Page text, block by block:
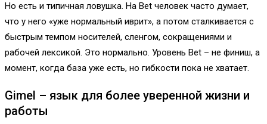
Но есть и типичная ловушка. На Bet человек часто думает,
что у него «уже нормальный иврит», а потом сталкивается с
быстрым темпом носителей, сленгом, сокращениями и
рабочей лексикой. Это нормально. Уровень Bet – не финиш, а
момент, когда база уже есть, но гибкости пока не хватает.
Gimel – язык для более уверенной жизни и
работы